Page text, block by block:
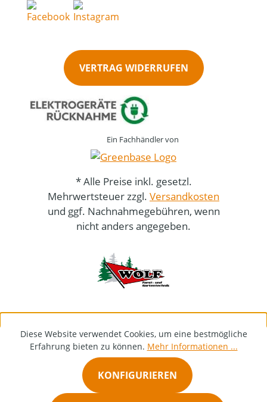
VERTRAG WIDERRUFEN
Ein Fachhändler von
* Alle Preise inkl. gesetzl.
Mehrwertsteuer zzgl. Versandkosten
und ggf. Nachnahmegebühren, wenn
nicht anders angegeben.
Diese Website verwendet Cookies, um eine bestmögliche
Erfahrung bieten zu können. Mehr Informationen ...
KONFIGURIEREN